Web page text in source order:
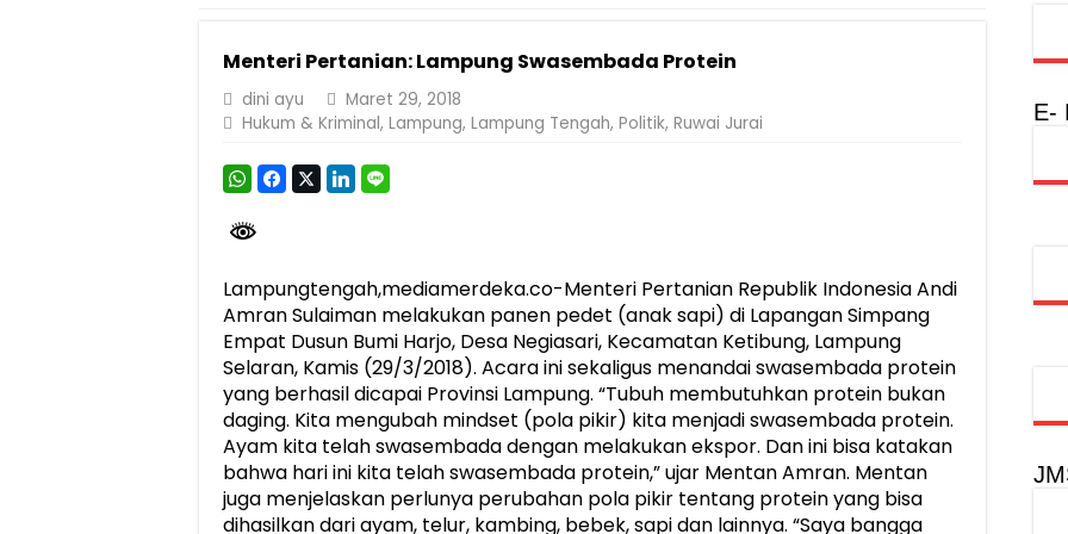
Dirut Jasa Raharja Dampingi Wamenhub Tinjau Penanganan Korban KM Mutiara Sentosa II di RS PHC
Pastikan Pelayanan Maksimal, Direksi Jasa Raharja Tinjau Korban Kebakaran KM Mutiara Sentosa II
Jasa Raharja Jamin Seluruh Korban Kebakaran KM Mutiara Sentosa II di Perairan Sumenep
Gubernur Mirza Ajak IAI Darul Fattah Cetak SDM Adaptif Berlandaskan Nilai Agama
Menteri Pertanian: Lampung Swasembada Protein
dini ayu
Maret 29, 2018
Hukum & Kriminal, Lampung, Lampung Tengah, Politik, Ruwai Jurai
Lampungtengah,mediamerdeka.co-Menteri Pertanian Republik Indonesia Andi
Amran Sulaiman melakukan panen pedet (anak sapi) di Lapangan Simpang
Empat Dusun Bumi Harjo, Desa Negiasari, Kecamatan Ketibung, Lampung
Selaran, Kamis (29/3/2018). Acara ini sekaligus menandai swasembada protein
yang berhasil dicapai Provinsi Lampung. “Tubuh membutuhkan protein bukan
daging. Kita mengubah mindset (pola pikir) kita menjadi swasembada protein.
Ayam kita telah swasembada dengan melakukan ekspor. Dan ini bisa katakan
bahwa hari ini kita telah swasembada protein,” ujar Mentan Amran. Mentan
juga menjelaskan perlunya perubahan pola pikir tentang protein yang bisa
dihasilkan dari ayam, telur, kambing, bebek, sapi dan lainnya. “Saya bangga
E-